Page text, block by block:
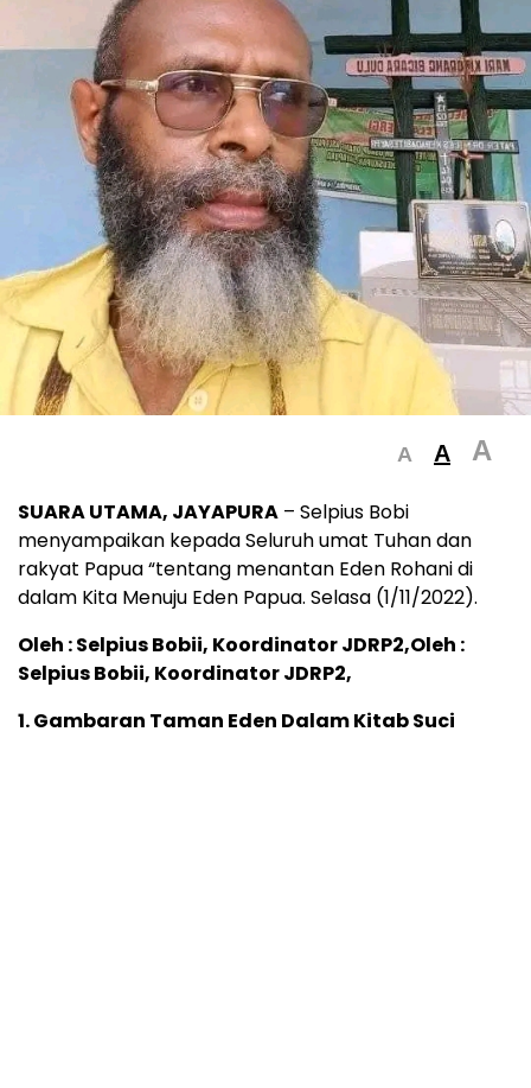
A A A
SUARA UTAMA, JAYAPURA – Selpius Bobi
menyampaikan kepada Seluruh umat Tuhan dan
rakyat Papua “tentang menantan Eden Rohani di
dalam Kita Menuju Eden Papua. Selasa (1/11/2022).
Oleh : Selpius Bobii, Koordinator JDRP2,Oleh :
Selpius Bobii, Koordinator JDRP2,
1. Gambaran Taman Eden Dalam Kitab Suci